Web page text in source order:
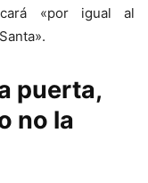
«por igual al
puerta,
no la